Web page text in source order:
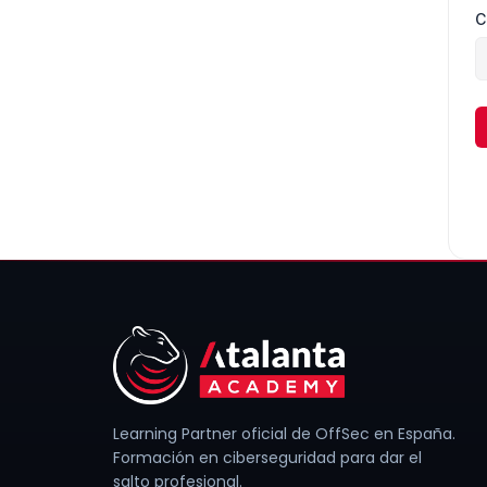
Learning Partner oficial de OffSec en España.
Formación en ciberseguridad para dar el
salto profesional.